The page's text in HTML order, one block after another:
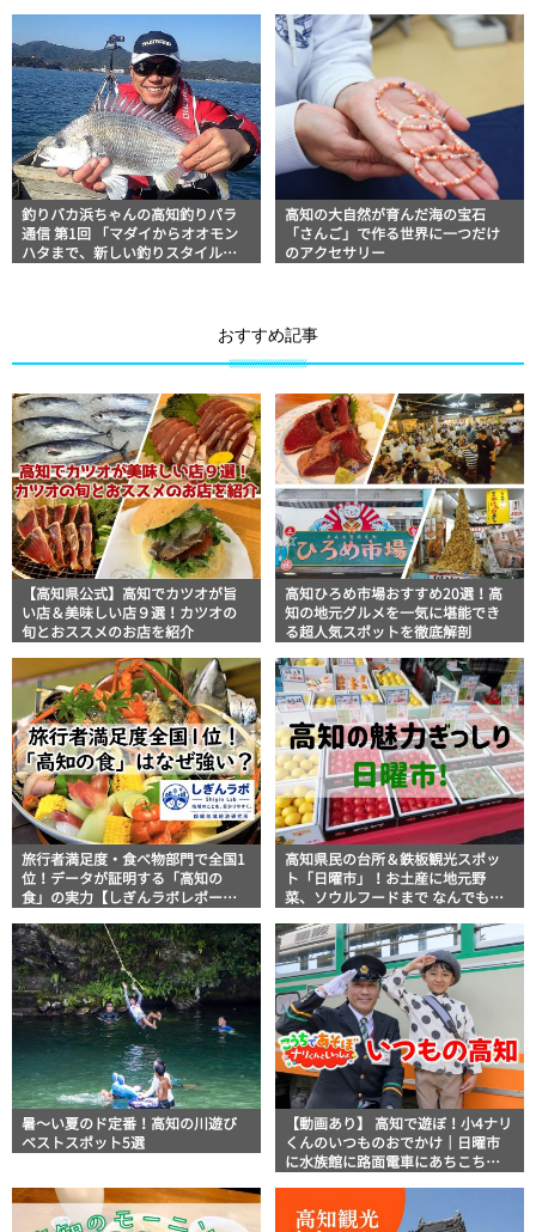
釣りバカ浜ちゃんの高知釣りパラ
通信 第1回 「マダイからオオモン
ハタまで、新しい釣りスタイル
高知の大自然が育んだ海の宝石
「さんご」で作る世界に一つだけ
のアクセサリー
おすすめ記事
【高知県公式】高知でカツオが旨
い店＆美味しい店９選！カツオの
旬とおススメのお店を紹介
高知ひろめ市場おすすめ20選！高
知の地元グルメを一気に堪能でき
る超人気スポットを徹底解剖
旅行者満足度・食べ物部門で全国1
位！データが証明する「高知の
食」の実力【しぎんラボレポー
高知県民の台所＆鉄板観光スポッ
ト「日曜市」！お土産に地元野
菜、ソウルフードまで なんでもそ
説！
暑～い夏のド定番！高知の川遊び
ベストスポット5選
【動画あり】 高知で遊ぼ！小4ナリ
くんのいつものおでかけ｜日曜市
に水族館に路面電車にあちこち巡